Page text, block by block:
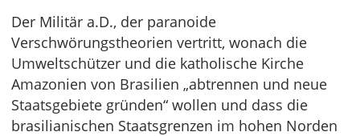
Der Militär a.D., der paranoide
Verschwörungstheorien vertritt, wonach die
Umweltschützer und die katholische Kirche
Amazonien von Brasilien „abtrennen und neue
Staatsgebiete gründen“ wollen und dass die
brasilianischen Staatsgrenzen im hohen Norden